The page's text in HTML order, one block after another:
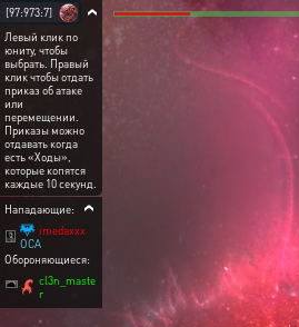
[97:973:7]
Левый клик по
юниту, чтобы
выбрать. Правый
клик чтобы отдать
приказ об атаке
или
перемещении.
Приказы можно
отдавать когда
есть «Ходы»,
которые копятся
каждые 10 секунд.
Нападающие:
imedaxxx
OCA
Обороняющиеся:
cl3n_maste
r